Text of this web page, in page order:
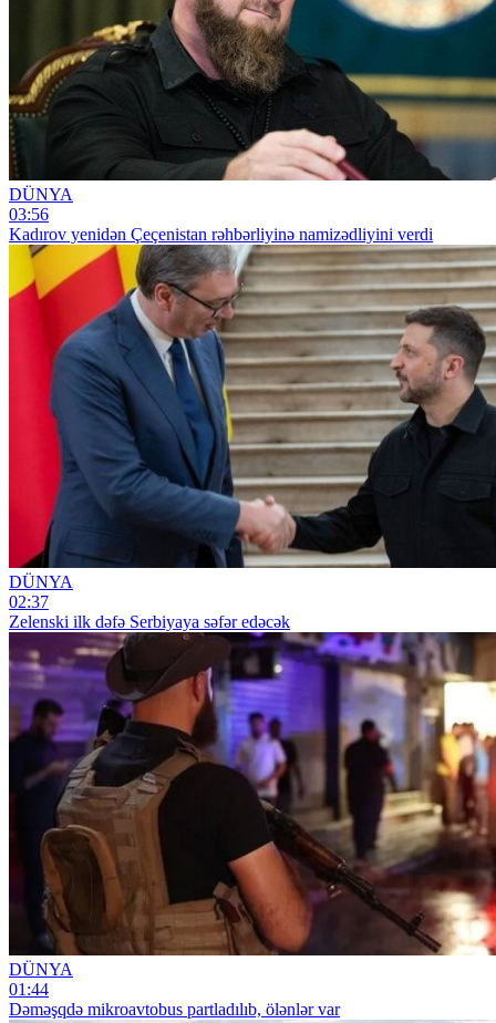
DÜNYA
03:56
Kadırov yenidən Çeçenistan rəhbərliyinə namizədliyini verdi
DÜNYA
02:37
Zelenski ilk dəfə Serbiyaya səfər edəcək
DÜNYA
01:44
Dəməşqdə mikroavtobus partladılıb, ölənlər var